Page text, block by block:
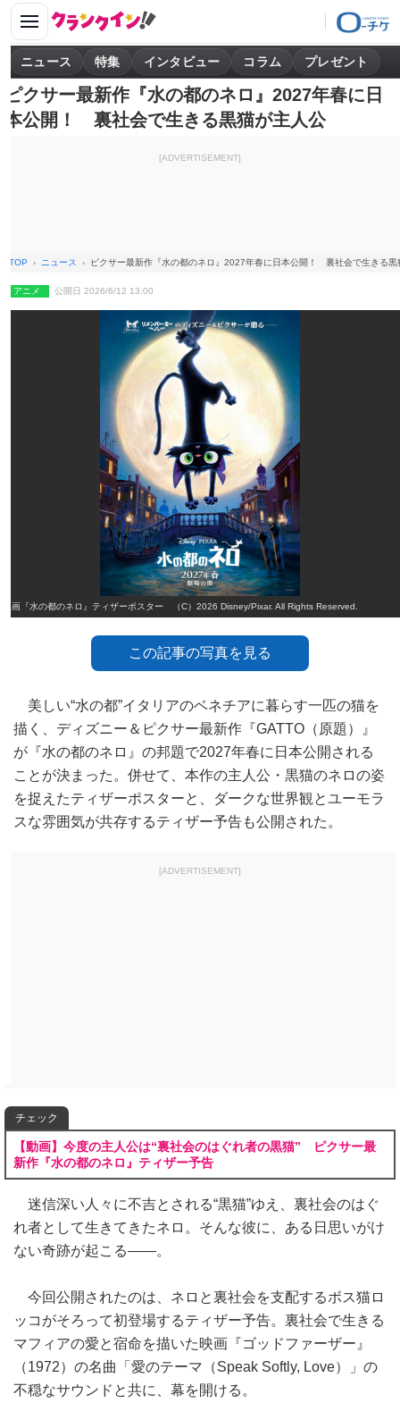
ニュース 特集 インタビュー コラム プレゼント
ピクサー最新作『水の都のネロ』2027年春に日
本公開！ 裏社会で生きる黒猫が主人公
[ADVERTISEMENT]
TOP ニュース ピクサー最新作『水の都のネロ』2027年春に日本公開！ 裏社会で生きる黒
アニメ 公開日 2026/6/12 13:00
映画『水の都のネロ』ティザーポスター （C）2026 Disney/Pixar. All Rights Reserved.
この記事の写真を見る
美しい“水の都”イタリアのベネチアに暮らす一匹の猫を
描く、ディズニー＆ピクサー最新作『GATTO（原題）』
が『水の都のネロ』の邦題で2027年春に日本公開される
ことが決まった。併せて、本作の主人公・黒猫のネロの姿
を捉えたティザーポスターと、ダークな世界観とユーモラ
スな雰囲気が共存するティザー予告も公開された。
[ADVERTISEMENT]
チェック
【動画】今度の主人公は“裏社会のはぐれ者の黒猫” ピクサー最
新作『水の都のネロ』ティザー予告
迷信深い人々に不吉とされる“黒猫”ゆえ、裏社会のはぐ
れ者として生きてきたネロ。そんな彼に、ある日思いがけ
ない奇跡が起こる――。
今回公開されたのは、ネロと裏社会を支配するボス猫ロ
ッコがそろって初登場するティザー予告。裏社会で生きる
マフィアの愛と宿命を描いた映画『ゴッドファーザー』
（1972）の名曲「愛のテーマ（Speak Softly, Love）」の
不穏なサウンドと共に、幕を開ける。